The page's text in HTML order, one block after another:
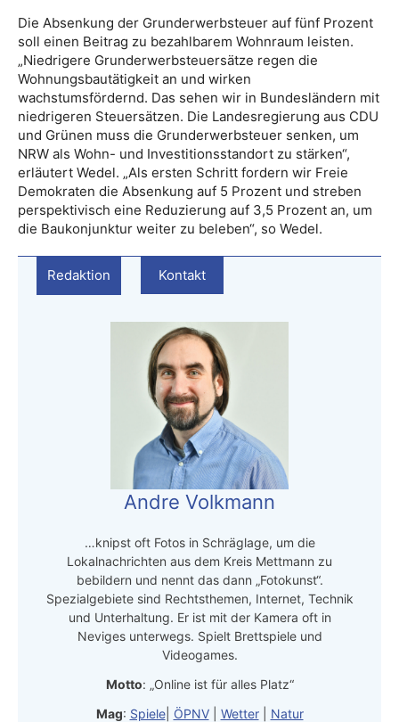
Die Absenkung der Grunderwerbsteuer auf fünf Prozent
soll einen Beitrag zu bezahlbarem Wohnraum leisten.
„Niedrigere Grunderwerbsteuersätze regen die
Wohnungsbautätigkeit an und wirken
wachstumsfördernd. Das sehen wir in Bundesländern mit
niedrigeren Steuersätzen. Die Landesregierung aus CDU
und Grünen muss die Grunderwerbsteuer senken, um
NRW als Wohn- und Investitionsstandort zu stärken“,
erläutert Wedel. „Als ersten Schritt fordern wir Freie
Demokraten die Absenkung auf 5 Prozent und streben
perspektivisch eine Reduzierung auf 3,5 Prozent an, um
die Baukonjunktur weiter zu beleben“, so Wedel.
Redaktion Kontakt
Andre Volkmann
…knipst oft Fotos in Schräglage, um die
Lokalnachrichten aus dem Kreis Mettmann zu
bebildern und nennt das dann „Fotokunst“.
Spezialgebiete sind Rechtsthemen, Internet, Technik
und Unterhaltung. Er ist mit der Kamera oft in
Neviges unterwegs. Spielt Brettspiele und
Videogames.
Motto: „Online ist für alles Platz“
Mag: Spiele| ÖPNV| Wetter| Natur